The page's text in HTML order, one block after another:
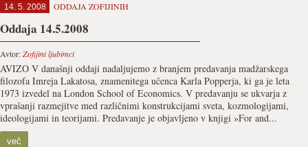
14. 5. 2008 ODDAJA ZOFIJINIH
Oddaja 14.5.2008
Avtor:Zofijini ljubimci
AVIZO V današnji oddaji nadaljujemo z branjem predavanja madžarskega
filozofa Imreja Lakatosa, znamenitega učenca Karla Popperja, ki ga je leta
1973 izvedel na London School of Economics. V predavanju se ukvarja z
vprašanji razmejitve med različnimi konstrukcijami sveta, kozmologijami,
ideologijami in teorijami. Predavanje je objavljeno v knjigi »For and...
več